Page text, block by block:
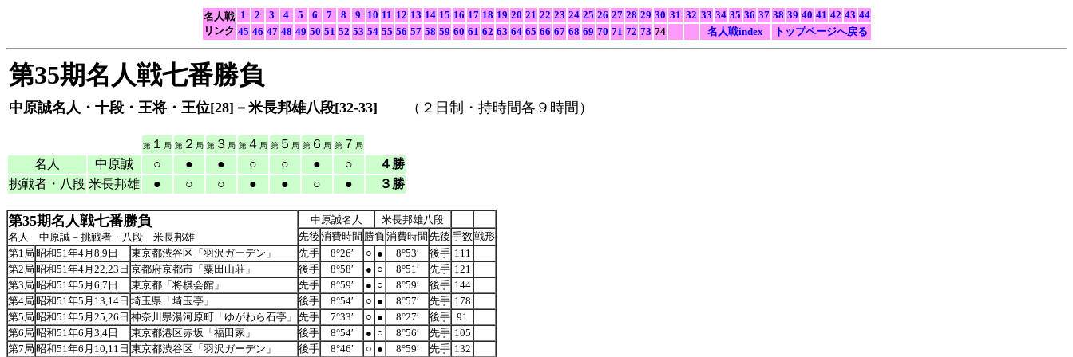
名人戦
リンク
1 2 3 4 5 6 7 8 9 10 11 12 13 14 15 16 17 18 19 20 21 22 23 24 25 26 27 28 29 30 31 32 33 34 35 36 37 38 39 40 41 42 43 44
45 46 47 48 49 50 51 52 53 54 55 56 57 58 59 60 61 62 63 64 65 66 67 68 69 70 71 72 73 74 名人戦index トップページへ戻る
第35期名人戦七番勝負
中原誠名人・十段・王将・王位[28]－米長邦雄八段[32-33] （２日制・持時間各９時間）
第 １ 局 第 ２ 局 第 ３ 局 第 ４ 局 第 ５ 局 第 ６ 局 第 ７ 局
名人 中原誠 ○ ● ● ○ ○ ● ○
４勝
挑戦者・八段 米長邦雄 ● ○ ○ ● ● ○ ● ３勝
第35期名人戦七番勝負
名人 中原誠－挑戦者・八段 米長邦雄
中原誠名人
米長邦雄八段
先後 消費時間 勝負 消費時間 先後 手数戦形
第1局 昭和51年4月8,9日 東京都渋谷区「羽沢ガーデン」 先手 8°26′ ○ ● 8°53′ 後手 111
第2局 昭和51年4月22,23日 京都府京都市「粟田山荘」 後手 8°58′ ● ○ 8°51′ 先手 121
第3局 昭和51年5月6,7日 東京都「将棋会館」 先手 8°59′ ● ○ 8°59′ 後手 144
第4局 昭和51年5月13,14日 埼玉県「埼玉亭」 後手 8°54′ ○ ● 8°57′ 先手 178
第5局 昭和51年5月25,26日 神奈川県湯河原町「ゆがわら石亭」 先手 7°33′ ○ ● 8°27′ 後手 91
第6局 昭和51年6月3,4日 東京都港区赤坂「福田家」 後手 8°54′ ● ○ 8°56′ 先手 105
第7局 昭和51年6月10,11日 東京都渋谷区「羽沢ガーデン」 後手 8°46′ ○ ● 8°59′ 先手 132